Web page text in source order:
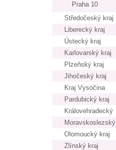
Praha 10
Středočeský kraj
Liberecký kraj
Ústecký kraj
Karlovarský kraj
Plzeňský kraj
Jihočeský kraj
Kraj Vysočina
Pardubický kraj
Královehradecký
Moravskoslezský
Olomoucký kraj
Zlínský kraj